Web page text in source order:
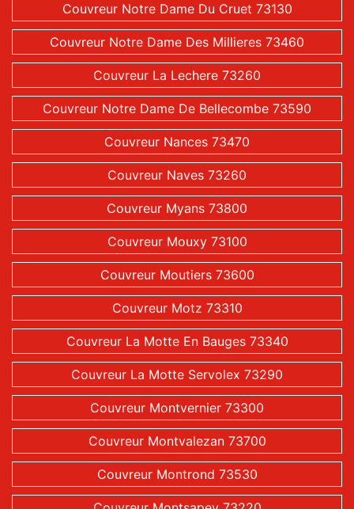
Couvreur Notre Dame Du Cruet 73130
Couvreur Notre Dame Des Millieres 73460
Couvreur La Lechere 73260
Couvreur Notre Dame De Bellecombe 73590
Couvreur Nances 73470
Couvreur Naves 73260
Couvreur Myans 73800
Couvreur Mouxy 73100
Couvreur Moutiers 73600
Couvreur Motz 73310
Couvreur La Motte En Bauges 73340
Couvreur La Motte Servolex 73290
Couvreur Montvernier 73300
Couvreur Montvalezan 73700
Couvreur Montrond 73530